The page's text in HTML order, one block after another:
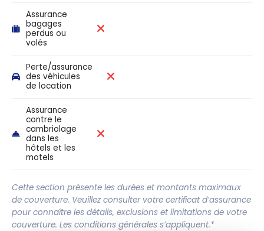
Assurance
bagages
perdus ou
volés
Perte/assurance
des véhicules
de location
Assurance
contre le
cambriolage
dans les
hôtels et les
motels
Cette section présente les durées et montants maximaux
de couverture. Veuillez consulter votre certificat d’assurance
pour connaître les détails, exclusions et limitations de votre
couverture. Les conditions générales s’appliquent.*